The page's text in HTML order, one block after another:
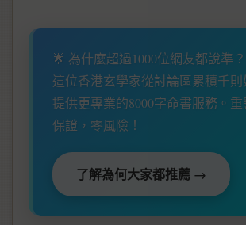
🌟 為什麼超過1000位網友都說準？
這位香港玄學家從討論區累積千
提供更專業的8000字命書服務。
保證，零風險！
了解為何大家都推薦 →